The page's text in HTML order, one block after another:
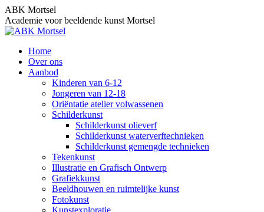
Skip
to
content
ABK Mortsel
Academie voor beeldende kunst Mortsel
Home
Over ons
Aanbod
Kinderen van 6-12
Jongeren van 12-18
Oriëntatie atelier volwassenen
Schilderkunst
Schilderkunst olieverf
Schilderkunst waterverftechnieken
Schilderkunst gemengde technieken
Tekenkunst
Illustratie en Grafisch Ontwerp
Grafiekkunst
Beeldhouwen en ruimtelijke kunst
Fotokunst
Kunstexploratie